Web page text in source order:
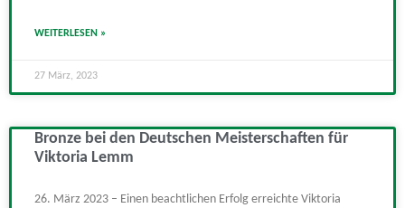
WEITERLESEN »
27 März, 2023
Bronze bei den Deutschen Meisterschaften für
Viktoria Lemm
26. März 2023 – Einen beachtlichen Erfolg erreichte Viktoria